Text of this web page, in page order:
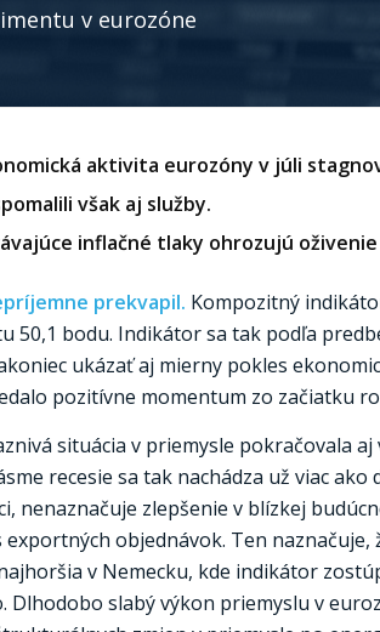
v eurozóne
aktivita eurozóny v júli
však aj služby.
inflačné tlaky ohrozujú
prekvapil. Kompozitný
50,1 bodu. Indikátor sa tak podľa
ukázať aj mierny pokles
pozitívne momentum zo začiatku
situácia v priemysle pokračovala
recesie sa tak nachádza už viac
nenaznačuje zlepšenie v blízkej
objednávok. Ten
v Nemecku, kde indikátor
Dlhodobo slabý výkon priemyslu v